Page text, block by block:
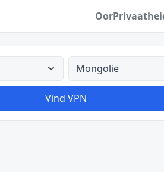
Oor
Alle lande
Vind VPN